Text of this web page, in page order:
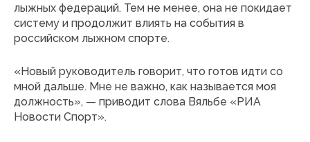
лыжных федераций. Тем не менее, она не покидает
систему и продолжит влиять на события в
российском лыжном спорте.
«Новый руководитель говорит, что готов идти со
мной дальше. Мне не важно, как называется моя
должность», — приводит слова Вяльбе «РИА
Новости Спорт».